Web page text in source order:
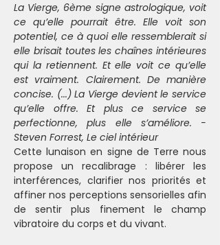
La Vierge, 6ème signe astrologique, voit
ce qu’elle pourrait être. Elle voit son
potentiel, ce à quoi elle ressemblerait si
elle brisait toutes les chaînes intérieures
qui la retiennent. Et elle voit ce qu’elle
est vraiment. Clairement. De manière
concise. (...) La Vierge devient le service
qu’elle offre. Et plus ce service se
perfectionne, plus elle s’améliore. -
Steven Forrest, Le ciel intérieur
Cette lunaison en signe de Terre nous
propose un recalibrage : libérer les
interférences, clarifier nos priorités et
affiner nos perceptions sensorielles afin
de sentir plus finement le champ
vibratoire du corps et du vivant.